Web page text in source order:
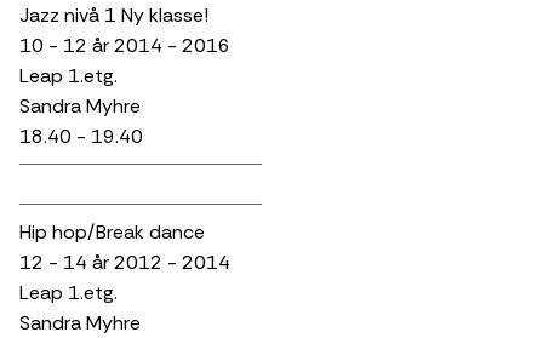
Jazz nivå 1 Ny klasse!
10 - 12 år 2014 - 2016
Leap 1.etg.
Sandra Myhre
18.40 - 19.40
Hip hop/Break dance
12 - 14 år 2012 - 2014
Leap 1.etg.
Sandra Myhre